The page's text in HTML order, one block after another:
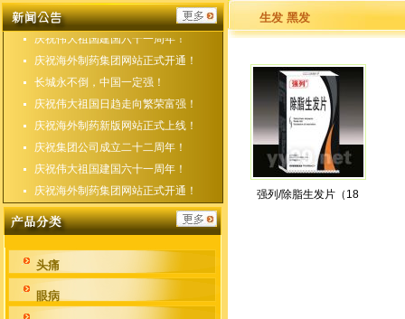
庆祝集团公司成立二十二周年！
庆祝伟大祖国建国六十一周年！
庆祝海外制药集团网站正式开通！
长城永不倒，中国一定强！
庆祝伟大祖国日趋走向繁荣富强！
庆祝海外制药新版网站正式上线！
庆祝集团公司成立二十二周年！
庆祝伟大祖国建国六十一周年！
庆祝海外制药集团网站正式开通！
头痛
眼病
生发 黑发
强列/除脂生发片（18